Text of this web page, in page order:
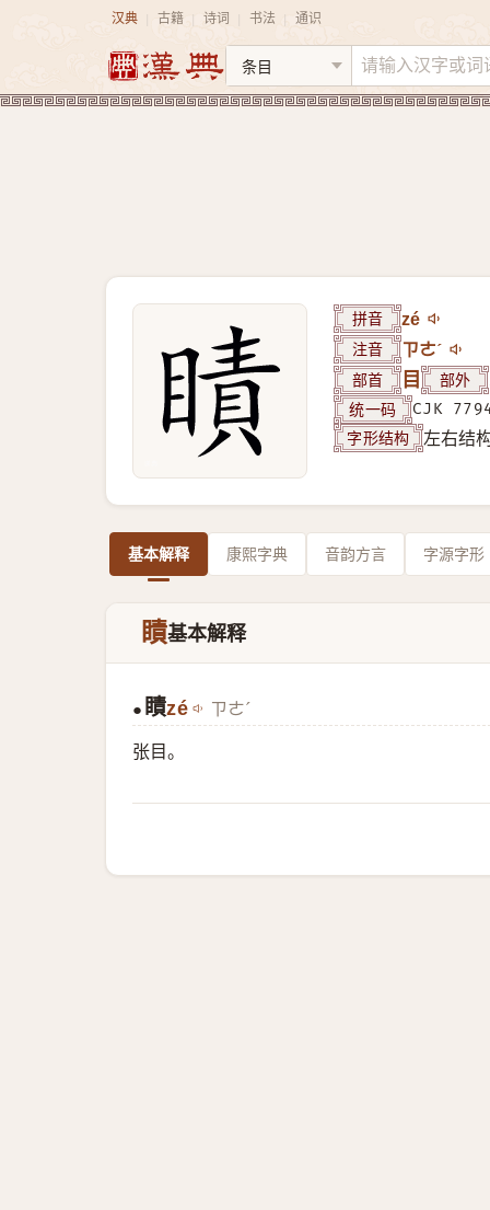
汉典 古籍 诗词 书法 通识
拼音 zé
注音 ㄗㄜˊ
部首 目 部外
统一码 CJK
字形结构 左右结
基本解释 康熙字典 音韵方言 字源字形
瞔基本解释
● 瞔zé ㄗㄜˊ
张目。